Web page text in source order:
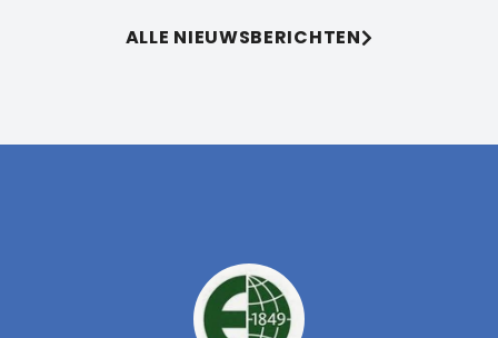
ALLE NIEUWSBERICHTEN